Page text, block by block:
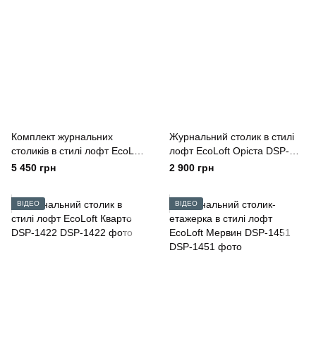
Комплект журнальних
столиків в стилі лофт EcoLoft
Каре DSP-1412
5 450 грн
Журнальний столик в стилі
лофт EcoLoft Оріста DSP-
1375
2 900 грн
ВІДЕО ВІДЕО